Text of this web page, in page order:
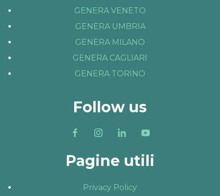
GENERA VENETO
GENERA UMBRIA
GENERA MILANO
GENERA CAGLIARI
GENERA TORINO
Follow us
Pagine utili
Privacy Policy